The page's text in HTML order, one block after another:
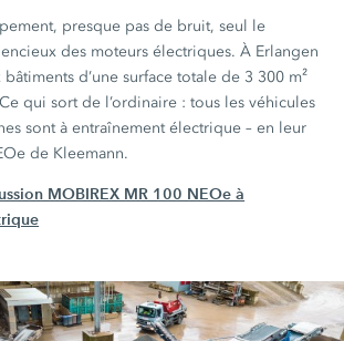
presque pas de bruit, seul le
des moteurs électriques. À Erlangen
d’une surface totale de 3 300 m²
qui sort de l’ordinaire : tous les véhicules
sont à entraînement électrique – en leur
de Kleemann.
MOBIREX MR 100 NEOe à